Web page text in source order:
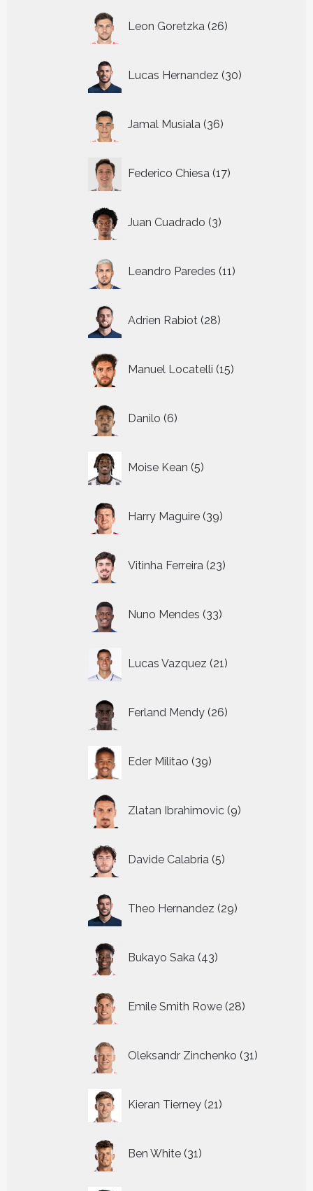
Leon Goretzka 26
producten
Lucas Hernandez 30
producten
Jamal Musiala 36
producten
Federico Chiesa 17
producten
Juan Cuadrado 3
producten
Leandro Paredes 11
producten
Adrien Rabiot 28
producten
Manuel Locatelli 15
producten
Danilo 6
producten
Moise Kean 5
producten
Harry Maguire 39
producten
Vitinha Ferreira 23
producten
Nuno Mendes 33
producten
Lucas Vazquez 21
producten
Ferland Mendy 26
producten
Eder Militao 39
producten
Zlatan Ibrahimovic 9
producten
Davide Calabria 5
producten
Theo Hernandez 29
producten
Bukayo Saka 43
producten
Emile Smith Rowe 28
producten
Oleksandr Zinchenko 31
producten
Kieran Tierney 21
producten
Ben White 31
producten